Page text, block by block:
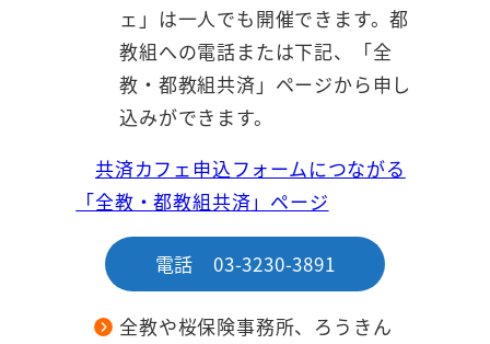
ェ」は一人でも開催できます。都
教組への電話または下記、「全
教・都教組共済」ページから申し
込みができます。
共済カフェ申込フォームにつながる
「全教・都教組共済」ページ
電話 03-3230-3891
全教や桜保険事務所、ろうきん